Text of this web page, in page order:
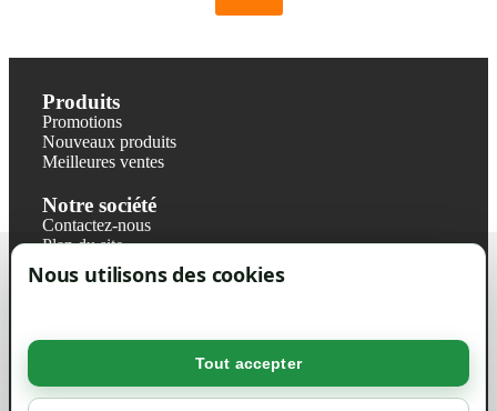
Nous utilisons des cookies
Tout accepter
Produits
Promotions
Nouveaux produits
Meilleures ventes
Notre société
Contactez-nous
Plan du site
Magasin
Mentions légales
Politique de confidentialité RGPD
Votre compte